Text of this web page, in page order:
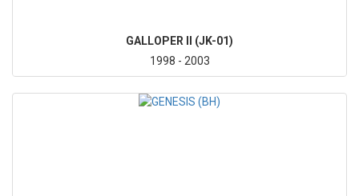
GALLOPER II (JK-01)
1998 - 2003